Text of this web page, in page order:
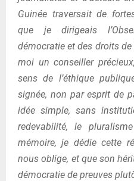
Guinée traversait de
que je dirigeais
démocratie et des droits de
moi un conseiller
sens de l’éthique
signée, non par esprit de
idée simple, sans
redevabilité, le
mémoire, je dédie cette
nous oblige, et que son
démocratie de preuves